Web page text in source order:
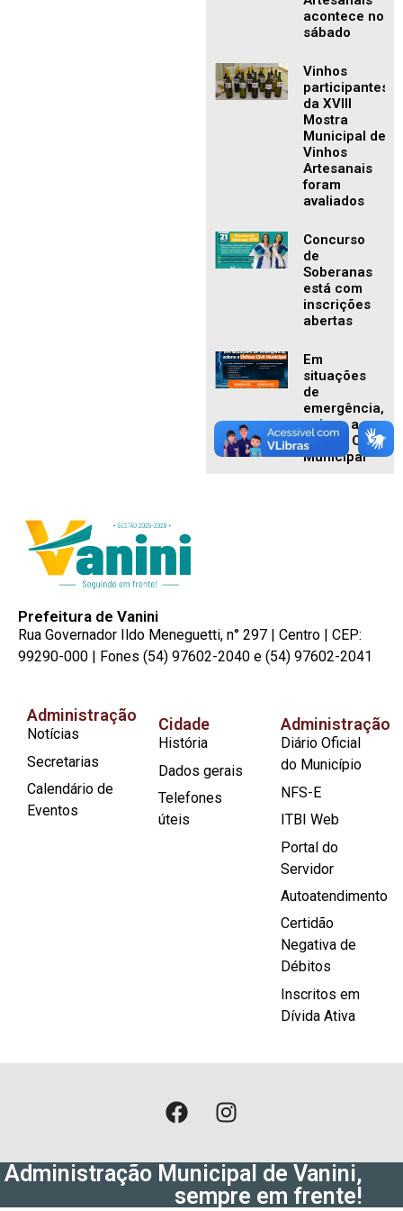
acontece no
sábado
Vinhos
participantes
da XVIII
Mostra
Municipal de
Vinhos
Artesanais
foram
avaliados
Concurso
de
Soberanas
está com
inscrições
abertas
Em
situações
de
emergência,
acione a
Defesa Civil
Municipal
Prefeitura de Vanini
Rua Governador Ildo Meneguetti, n° 297 | Centro | CEP:
99290-000 | Fones (54) 97602-2040 e (54) 97602-2041
Administração
Notícias
Secretarias
Calendário de
Eventos
Cidade
História
Dados gerais
Telefones
úteis
Administração
Diário Oficial
do Município
NFS-E
ITBI Web
Portal do
Servidor
Autoatendimento
Certidão
Negativa de
Débitos
Inscritos em
Dívida Ativa
Administração Municipal de Vanini,
sempre em frente!